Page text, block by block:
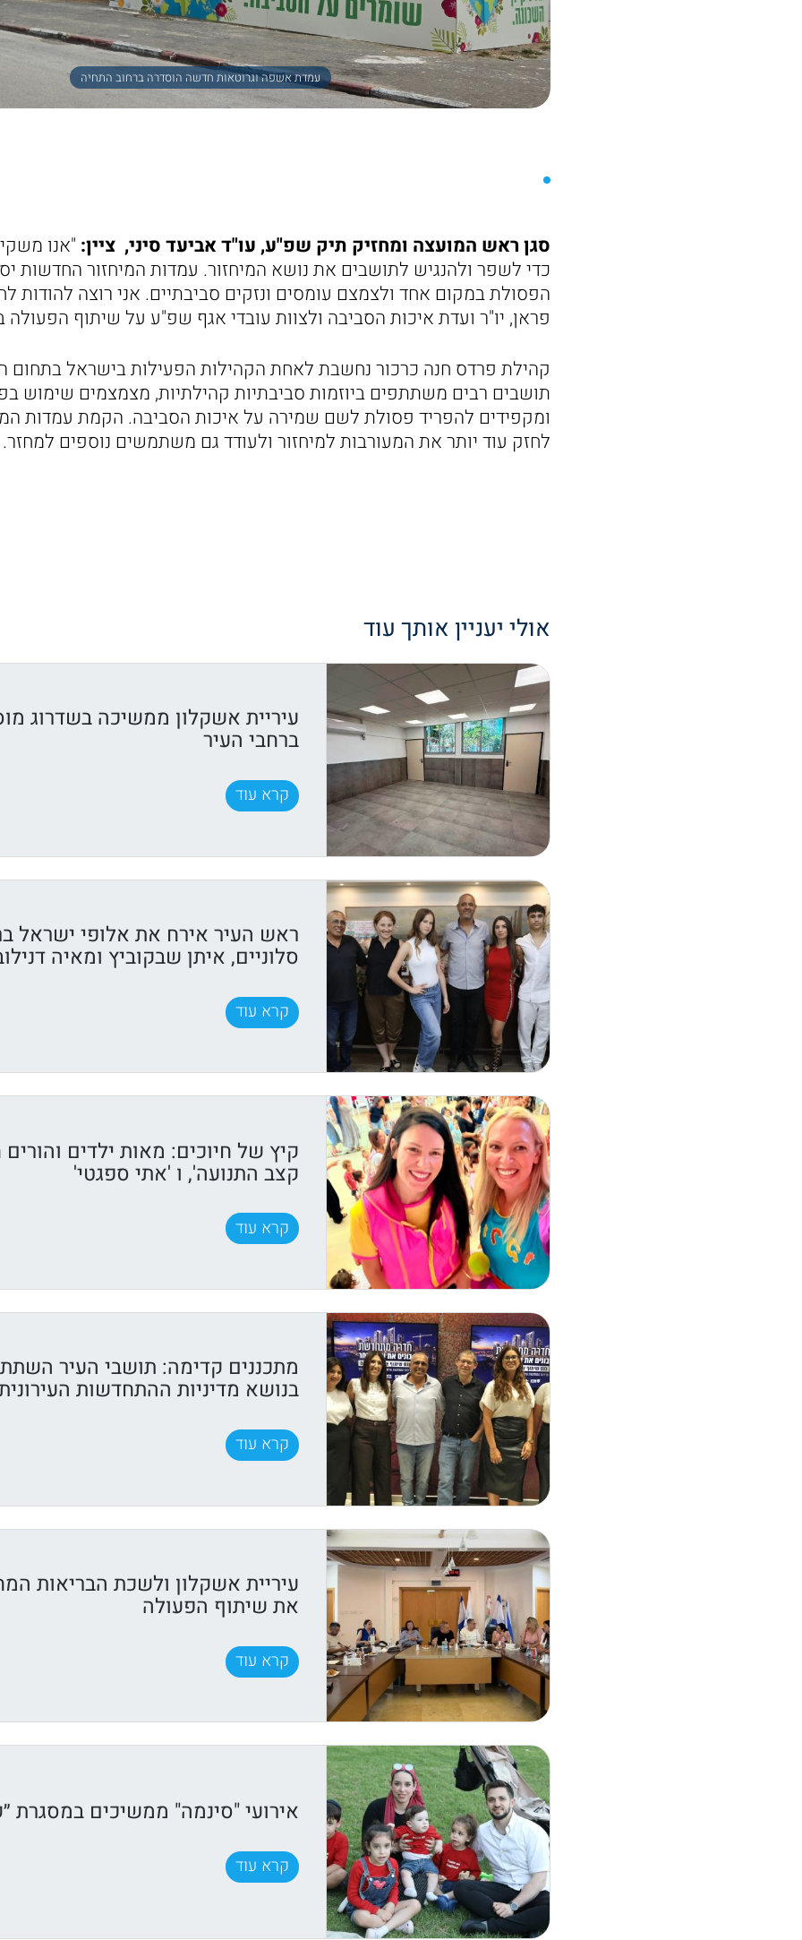
עמדת אשפה וגרוטאות חדשה הוסדרה ברחוב התחיה
סגן ראש המועצה ומחזיק תיק שפ"ע, עו"ד אביעד סיני, ציין: "אנו
כדי לשפר ולהנגיש לתושבים את נושא המיחזור. עמדות המיחזור החדשות
הפסולת במקום אחד ולצמצם עומסים ונזקים סביבתיים. אני רוצה להודות
פראן, יו"ר ועדת איכות הסביבה ולצוות עובדי אגף שפ"ע על שיתוף הפעולה
קהילת פרדס חנה כרכור נחשבת לאחת הקהילות הפעילות בישראל בתחום
תושבים רבים משתתפים ביוזמות סביבתיות קהילתיות, מצמצמים שימוש
ומקפידים להפריד פסולת לשם שמירה על איכות הסביבה. הקמת עמדות
לחזק עוד יותר את המעורבות למיחזור ולעודד גם משתמשים נוספים למחזר.
אולי יעניין אותך עוד
עיריית אשקלון ממשיכה בשדרוג
ברחבי העיר
קרא עוד
ראש העיר אירח את אלופי ישראל
סלוניים, איתן שבקוביץ ומאיה
קרא עוד
קיץ של חיוכים: מאות ילדים
קצב התנועה', ו 'אתי ספגטי'
קרא עוד
מתכננים קדימה: תושבי העיר
בנושא מדיניות ההתחדשות
קרא עוד
עיריית אשקלון ולשכת הבריאות
את שיתוף הפעולה
קרא עוד
אירועי "סינמה" ממשיכים במסגרת
קרא עוד